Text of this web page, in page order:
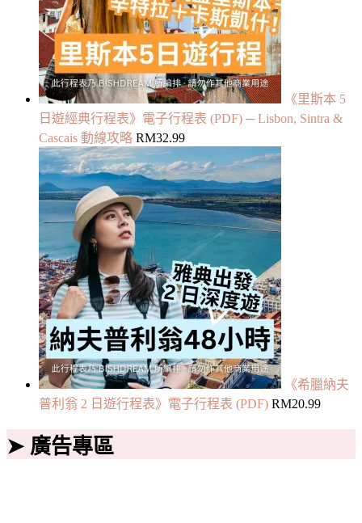
《里斯本 5
日遊經典行程表》電子行程表 (PDF) ─ Lisbon, Sintra &
Cascais 動線攻略 RM32.99
《希臘納夫
普利翁 2 日遊行程表》電子行程表 (PDF) RM20.99
➤ 廣告專區